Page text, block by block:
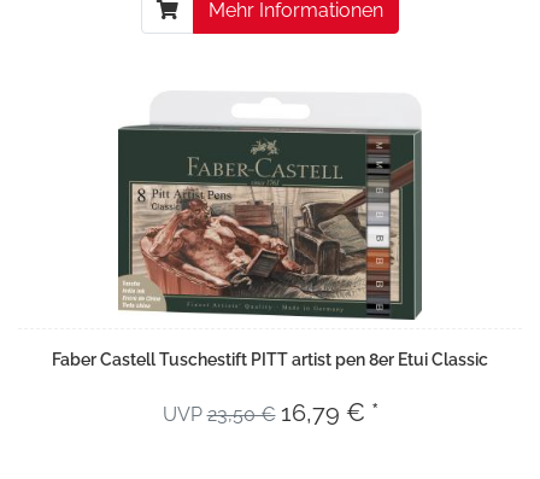
Mehr Informationen
Faber Castell Tuschestift PITT artist pen 8er Etui Classic
UVP23,50 € 16,79 € *